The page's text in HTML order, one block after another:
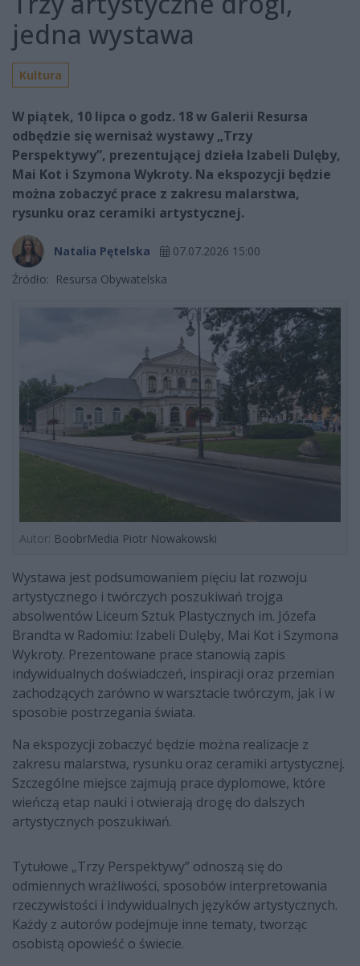
jedna wystawa
Kultura
W piątek, 10 lipca o godz. 18 w Galerii Resursa
odbędzie się wernisaż wystawy „Trzy
Perspektywy”, prezentującej dzieła Izabeli Dulęby,
Mai Kot i Szymona Wykroty. Na ekspozycji będzie
można zobaczyć prace z zakresu malarstwa,
rysunku oraz ceramiki artystycznej.
Natalia Pętelska
07.07.2026 15:00
Źródło: Resursa Obywatelska
Autor: BoobrMedia Piotr Nowakowski
Wystawa jest podsumowaniem pięciu lat rozwoju
artystycznego i twórczych poszukiwań trojga
absolwentów Liceum Sztuk Plastycznych im. Józefa
Brandta w Radomiu: Izabeli Dulęby, Mai Kot i Szymona
Wykroty. Prezentowane prace stanowią zapis
indywidualnych doświadczeń, inspiracji oraz przemian
zachodzących zarówno w warsztacie twórczym, jak i w
sposobie postrzegania świata.
Na ekspozycji zobaczyć będzie można realizacje z
zakresu malarstwa, rysunku oraz ceramiki artystycznej.
Szczególne miejsce zajmują prace dyplomowe, które
wieńczą etap nauki i otwierają drogę do dalszych
artystycznych poszukiwań.
Tytułowe „Trzy Perspektywy” odnoszą się do
odmiennych wrażliwości, sposobów interpretowania
rzeczywistości i indywidualnych języków artystycznych.
Każdy z autorów podejmuje inne tematy, tworząc
osobistą opowieść o świecie.